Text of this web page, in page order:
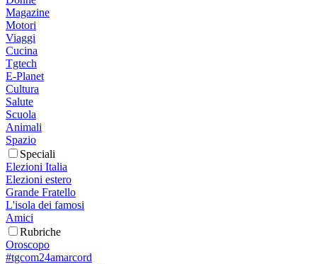
Magazine
Motori
Viaggi
Cucina
Tgtech
E-Planet
Cultura
Salute
Scuola
Animali
Spazio
Speciali
Elezioni Italia
Elezioni estero
Grande Fratello
L'isola dei famosi
Amici
Rubriche
Oroscopo
#tgcom24amarcord